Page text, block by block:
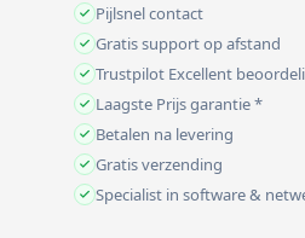
Pijlsnel contact
Gratis support op afstand
Trustpilot Excellent
Laagste Prijs garantie *
Betalen na levering
Gratis verzending
Specialist in software &